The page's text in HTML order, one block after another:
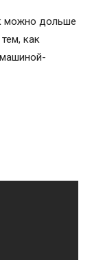
можно дольше
как